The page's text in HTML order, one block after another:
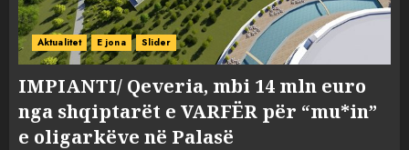
Aktualitet E jona Slider
IMPIANTI/ Qeveria, mbi 14 mln euro
nga shqiptarët e VARFËR për “mu*in”
e oligarkëve në Palasë